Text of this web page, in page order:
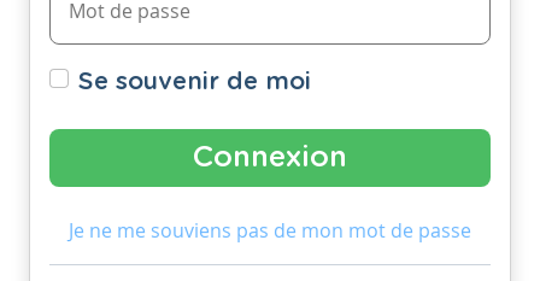
Se souvenir de moi
Je ne me souviens pas de mon mot de passe